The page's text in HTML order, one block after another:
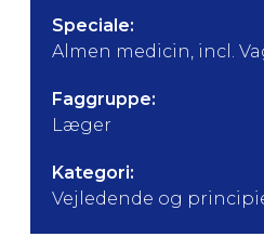
Speciale:
Almen medicin, incl.
Faggruppe:
Læger
Kategori:
Vejledende og